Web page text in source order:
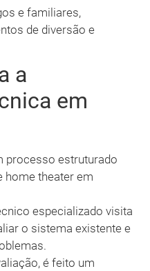
e familiares,
de diversão e
a
em
processo estruturado
home theater em
especializado visita
o sistema existente e
é feito um